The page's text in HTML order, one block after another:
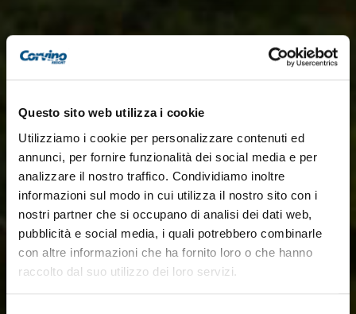
Questo sito web utilizza i cookie
Utilizziamo i cookie per personalizzare contenuti ed
annunci, per fornire funzionalità dei social media e per
analizzare il nostro traffico. Condividiamo inoltre
informazioni sul modo in cui utilizza il nostro sito con i
nostri partner che si occupano di analisi dei dati web,
pubblicità e social media, i quali potrebbero combinarle
con altre informazioni che ha fornito loro o che hanno
raccolto dal suo utilizzo dei loro servizi.